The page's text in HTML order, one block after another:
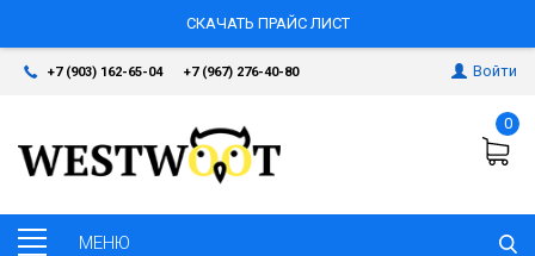
СКАЧАТЬ ПРАЙС ЛИСТ
+7 (903) 162-65-04 +7 (967) 276-40-80 Войти
0